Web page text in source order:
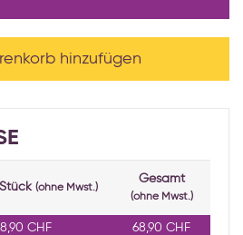
hinzufügen
(ohne Mwst.)
Gesamt
(ohne Mwst.)
CHF 68,90 CHF